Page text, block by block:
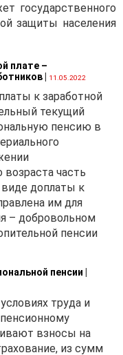
государственного
защиты населения
плате –
11.05.2022
к заработной
текущий
пенсию в
часть
доплаты к
им для
– добровольном
пенсии
пенсии
труда и
взносы на
из сумм